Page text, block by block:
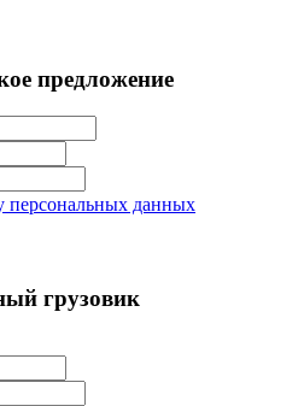
предложение
персональных данных
грузовик